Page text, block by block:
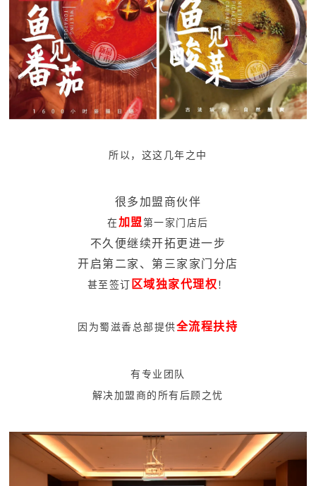
所以，这这几年之中
很多加盟商伙伴
在加盟 第一家门店后
不久便继续开拓更进一步
开启第二家、第三家家门分店
甚至签订 区域独家代理权 ！
因为蜀滋香总部提供全流程扶持
有专业团队
解决加盟商的所有后顾之忧